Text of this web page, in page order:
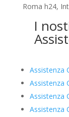
Roma h24,
I
Assistenza
Assistenza
Assistenza
Assistenza